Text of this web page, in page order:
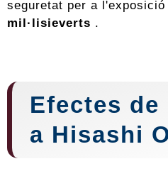
seguretat per a
mil·lisieverts .
Efectes
a Hisashi